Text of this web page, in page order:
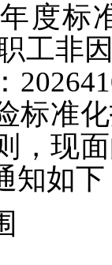
度标
工非
标准
，现
知如下